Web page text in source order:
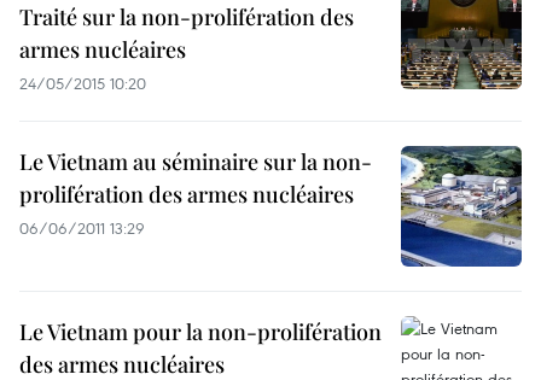
Traité sur la non-prolifération des
armes nucléaires
24/05/2015 10:20
Le Vietnam au séminaire sur la non-
prolifération des armes nucléaires
06/06/2011 13:29
Le Vietnam pour la non-prolifération
des armes nucléaires